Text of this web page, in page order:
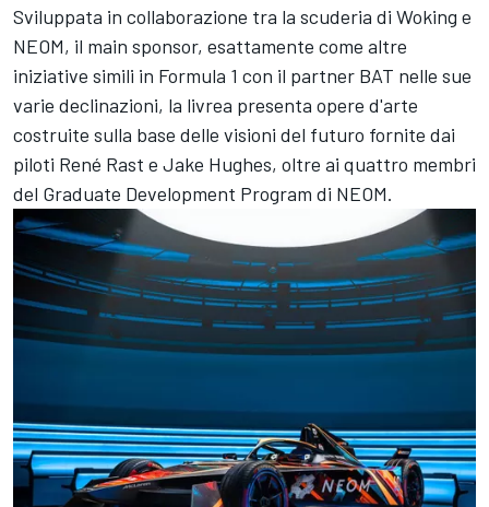
Sviluppata in collaborazione tra la scuderia di Woking e
NEOM, il main sponsor, esattamente come altre
iniziative simili in Formula 1 con il partner BAT nelle sue
varie declinazioni, la livrea presenta opere d'arte
costruite sulla base delle visioni del futuro fornite dai
piloti René Rast e Jake Hughes, oltre ai quattro membri
del Graduate Development Program di NEOM.